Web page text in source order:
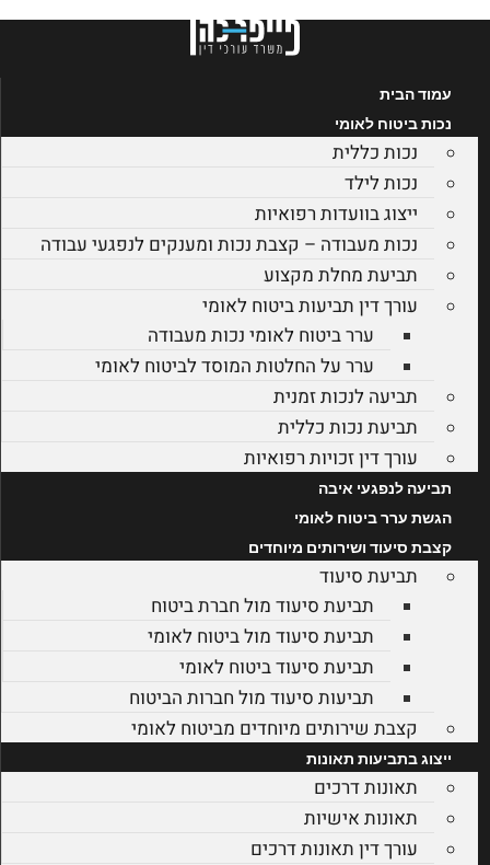
עמוד הבית
נכות ביטוח לאומי
נכות כללית
נכות לילד
ייצוג בוועדות רפואיות
נכות מעבודה – קצבת נכות ומענקים לנפגעי עבודה
תביעת מחלת מקצוע
עורך דין תביעות ביטוח לאומי
ערר ביטוח לאומי נכות מעבודה
ערר על החלטות המוסד לביטוח לאומי
תביעה לנכות זמנית
תביעת נכות כללית
עורך דין זכויות רפואיות
תביעה לנפגעי איבה
הגשת ערר ביטוח לאומי
קצבת סיעוד ושירותים מיוחדים
תביעת סיעוד
תביעת סיעוד מול חברת ביטוח
תביעת סיעוד מול ביטוח לאומי
תביעת סיעוד ביטוח לאומי
תביעות סיעוד מול חברות הביטוח
קצבת שירותים מיוחדים מביטוח לאומי
ייצוג בתביעות תאונות
תאונות דרכים
תאונות אישיות
עורך דין תאונות דרכים